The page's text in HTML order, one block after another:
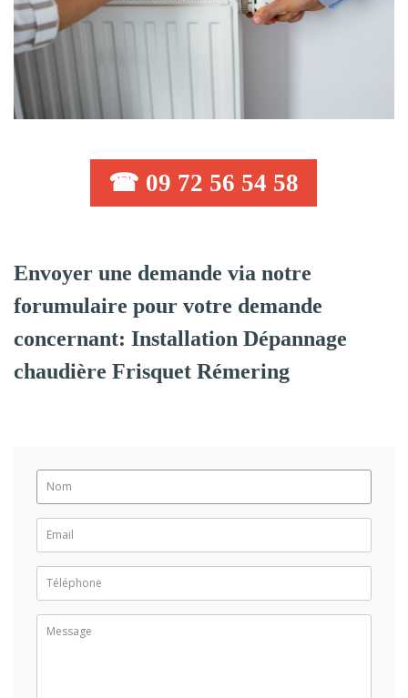
☎ 09 72 56 54 58
Envoyer une demande via notre
forumulaire pour votre demande
concernant: Installation Dépannage
chaudière Frisquet Rémering